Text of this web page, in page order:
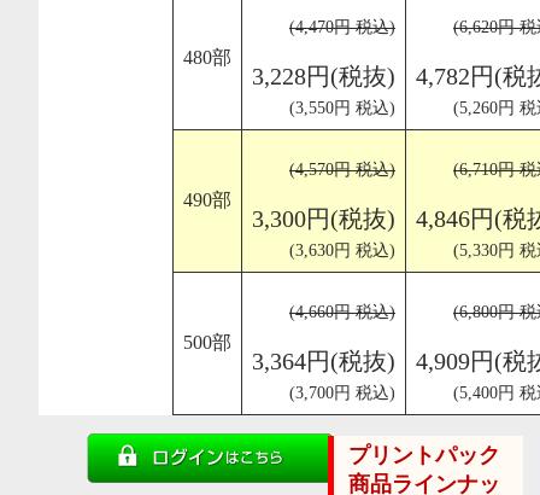
480部
(4,470円 税込)
3,228円(税抜)
(3,550円 税込)
(6,620円
4,782円(税
(5,260円
490部
(4,570円 税込)
3,300円(税抜)
(3,630円 税込)
(6,710円
4,846円(税
(5,330円
500部
(4,660円 税込)
3,364円(税抜)
(3,700円 税込)
(6,800円
4,909円(税
(5,400円
プリントパック
商品ラインナッ